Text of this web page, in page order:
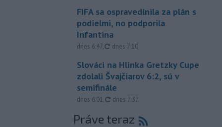
FIFA sa ospravedlnila za plán s
podielmi, no podporila
Infantina
dnes 6:47, aktualizované
dnes 7:10
Slováci na Hlinka Gretzky Cupe
zdolali Švajčiarov 6:2, sú v
semifinále
dnes 6:01, aktualizované
dnes 7:37
Práve teraz